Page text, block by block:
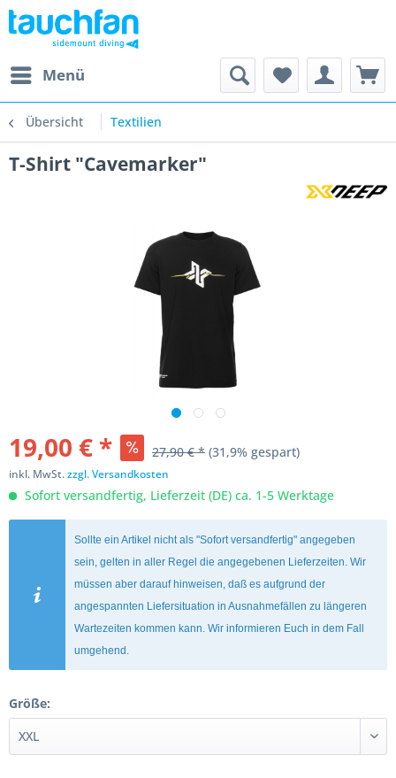
Menü
Übersicht Textilien
T-Shirt "Cavemarker"
19,00 € * 27,90 € * (31,9% gespart)
inkl. MwSt.zzgl. Versandkosten
Sofort versandfertig, Lieferzeit (DE) ca. 1-5 Werktage
Sollte ein Artikel nicht als "Sofort versandfertig" angegeben
sein, gelten in aller Regel die angegebenen Lieferzeiten. Wir
müssen aber darauf hinweisen, daß es aufgrund der
angespannten Liefersituation in Ausnahmefällen zu längeren
Wartezeiten kommen kann. Wir informieren Euch in dem Fall
umgehend.
Größe: